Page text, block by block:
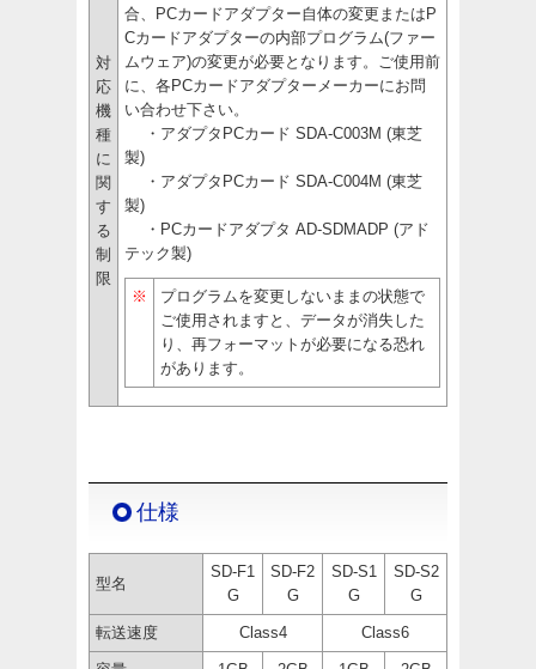
対
応
機
種
に
関
す
る
制
限
合、PCカードアダプター自体の変更またはP
Cカードアダプターの内部プログラム(ファー
ムウェア)の変更が必要となります。ご使用前
に、各PCカードアダプターメーカーにお問
い合わせ下さい。
・アダプタPCカード SDA-C003M (東芝
製)
・アダプタPCカード SDA-C004M (東芝
製)
・PCカードアダプタ AD-SDMADP (アド
テック製)
※
プログラムを変更しないままの状態で
ご使用されますと、データが消失した
り、再フォーマットが必要になる恐れ
があります。
仕様
型名
SD-F1
G
SD-F2
G
SD-S1
G
SD-S2
G
転送速度 Class4 Class6